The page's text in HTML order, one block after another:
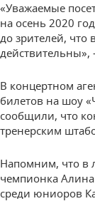
«Уважаемые
на осень 2020
до зрителей, что
В концертном
билетов на шоу
сообщили, что
тренерским
Напомним, что в
чемпионка
среди юниоров